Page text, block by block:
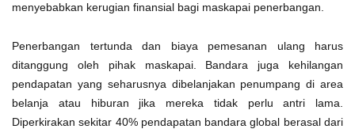
menyebabkan kerugian finansial bagi maskapai penerbangan.
Penerbangan tertunda dan biaya pemesanan ulang harus
ditanggung oleh pihak maskapai. Bandara juga kehilangan
pendapatan yang seharusnya dibelanjakan penumpang di area
belanja atau hiburan jika mereka tidak perlu antri lama.
Diperkirakan sekitar 40% pendapatan bandara global berasal dari